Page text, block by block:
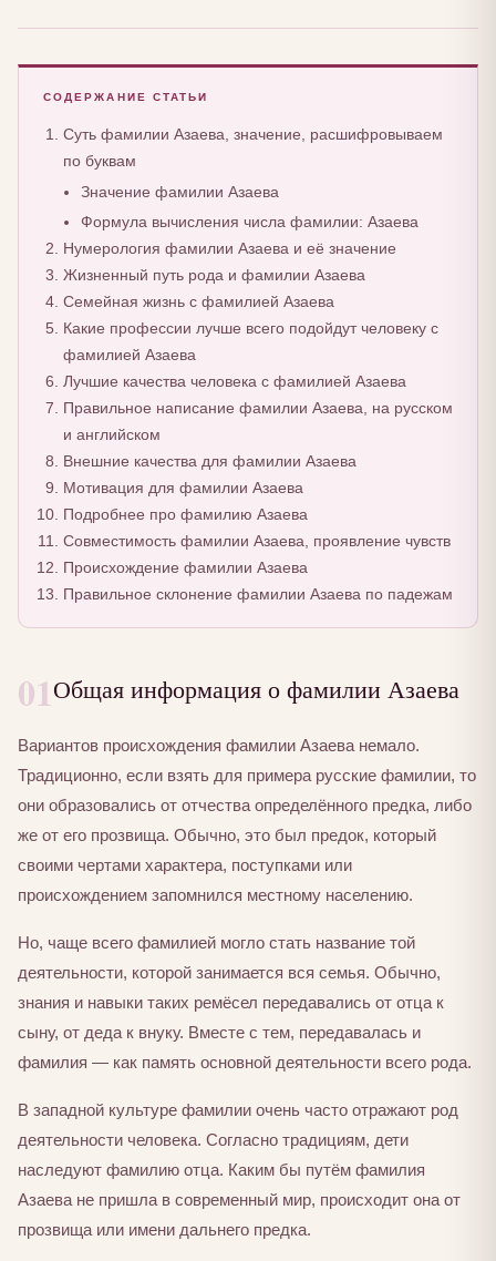
СОДЕРЖАНИЕ СТАТЬИ
Суть фамилии Азаева, значение, расшифровываем
по буквам
Значение фамилии Азаева
Формула вычисления числа фамилии: Азаева
Нумерология фамилии Азаева и её значение
Жизненный путь рода и фамилии Азаева
Семейная жизнь с фамилией Азаева
Какие профессии лучше всего подойдут человеку с
фамилией Азаева
Лучшие качества человека с фамилией Азаева
Правильное написание фамилии Азаева, на русском
и английском
Внешние качества для фамилии Азаева
Мотивация для фамилии Азаева
Подробнее про фамилию Азаева
Совместимость фамилии Азаева, проявление чувств
Происхождение фамилии Азаева
Правильное склонение фамилии Азаева по падежам
01Общая информация о фамилии Азаева
Вариантов происхождения фамилии Азаева немало.
Традиционно, если взять для примера русские фамилии, то
они образовались от отчества определённого предка, либо
же от его прозвища. Обычно, это был предок, который
своими чертами характера, поступками или
происхождением запомнился местному населению.
Но, чаще всего фамилией могло стать название той
деятельности, которой занимается вся семья. Обычно,
знания и навыки таких ремёсел передавались от отца к
сыну, от деда к внуку. Вместе с тем, передавалась и
фамилия — как память основной деятельности всего рода.
В западной культуре фамилии очень часто отражают род
деятельности человека. Согласно традициям, дети
наследуют фамилию отца. Каким бы путём фамилия
Азаева не пришла в современный мир, происходит она от
прозвища или имени дальнего предка.